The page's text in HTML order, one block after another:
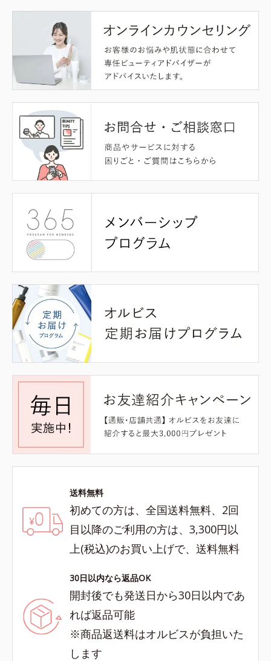
送料無料
初めての方は、全国送料無料、2回
目以降のご利用の方は、3,300円以
上(税込)のお買い上げで、送料無料
30日以内なら返品OK
開封後でも発送日から30日以内であ
れば返品可能
※商品返送料はオルビスが負担いた
します